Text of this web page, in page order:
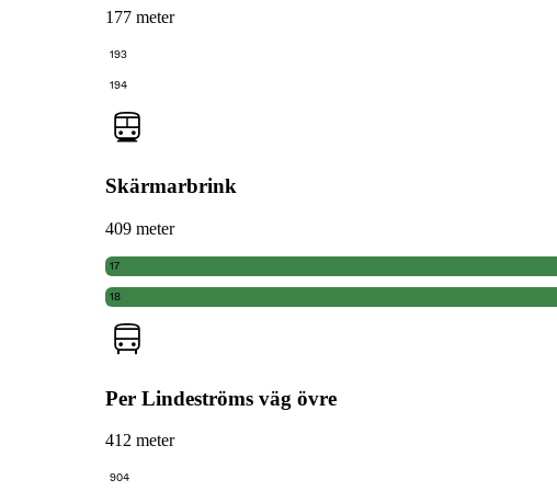
177 meter
193
194
Skärmarbrink
409 meter
17
18
Per Lindeströms väg övre
412 meter
904